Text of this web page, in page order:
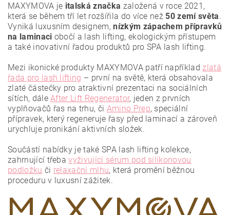
osobních údajů.
MAXYMOVA je italská značka založená v roce 2021,
která se během tří let rozšířila do více než 50 zemí světa.
Vyniká luxusním designem,nízkým zápachem přípravků
na laminaci obočí a lash lifting, ekologickým přístupem
a také inovativní řadou produktů pro SPA lash lifting.
Mezi ikonické produkty MAXYMOVA patří například zlatá
řada pro lash lifting – první na světě, která obsahovala
zlaté částečky pro atraktivní prezentaci na sociálních
sítích, dáleAfter Lift Regenerator, jeden z prvních
vyplňovačů řas na trhu, či Amino Prep, speciální
přípravek, který regeneruje řasy před laminací a zároveň
urychluje pronikání aktivních složek.
Součástí nabídky je také SPA lash lifting kolekce,
zahrnující třebavyživující sérum pod silikonovou
podložku či relaxační mlhu, která promění běžnou
proceduru v luxusní zážitek.